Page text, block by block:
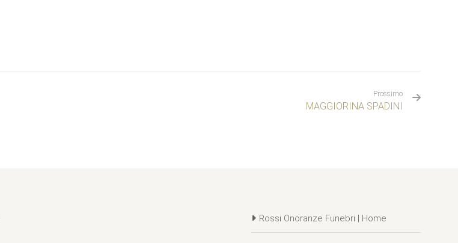
Prossimo
MAGGIORINA SPADINI
Rossi Onoranze Funebri | Home